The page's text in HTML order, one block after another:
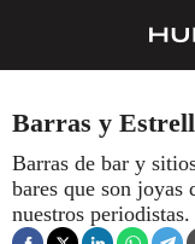
DESPENSA
BARRAS Y
Barras y
Barras de bar y
bares que son joyas
nuestros